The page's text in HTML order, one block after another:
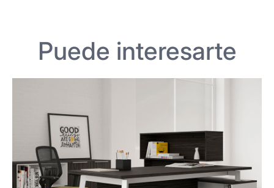
Puede interesarte